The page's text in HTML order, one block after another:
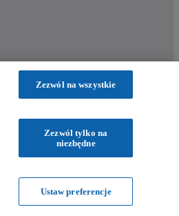
Zezwól na wszystkie
Zezwól tylko na
niezbędne
Ustaw preferencje